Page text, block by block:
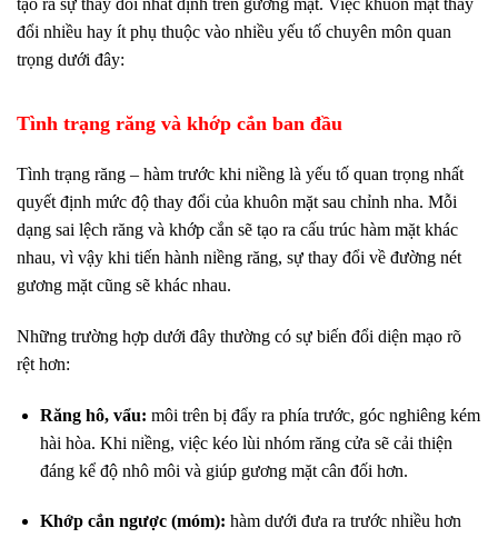
tạo ra sự thay đổi nhất định trên gương mặt. Việc khuôn mặt thay
đổi nhiều hay ít phụ thuộc vào nhiều yếu tố chuyên môn quan
trọng dưới đây:
Tình trạng răng và khớp cắn ban đầu
Tình trạng răng – hàm trước khi niềng là yếu tố quan trọng nhất
quyết định mức độ thay đổi của khuôn mặt sau chỉnh nha. Mỗi
dạng sai lệch răng và khớp cắn sẽ tạo ra cấu trúc hàm mặt khác
nhau, vì vậy khi tiến hành niềng răng, sự thay đổi về đường nét
gương mặt cũng sẽ khác nhau.
Những trường hợp dưới đây thường có sự biến đổi diện mạo rõ
rệt hơn:
Răng hô, vẩu: môi trên bị đẩy ra phía trước, góc nghiêng kém
hài hòa. Khi niềng, việc kéo lùi nhóm răng cửa sẽ cải thiện
đáng kể độ nhô môi và giúp gương mặt cân đối hơn.
Khớp cắn ngược (móm): hàm dưới đưa ra trước nhiều hơn